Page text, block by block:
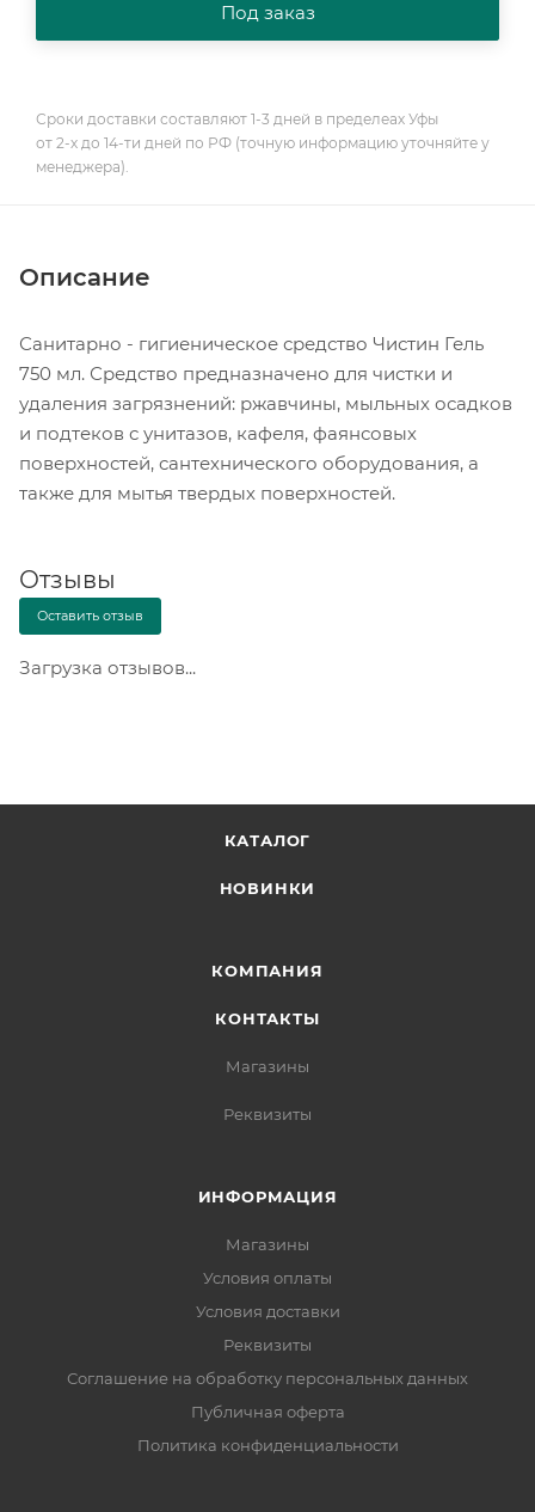
Под заказ
Сроки доставки составляют 1-3 дней в пределеах Уфы
от 2-х до 14-ти дней по РФ (точную информацию уточняйте у
менеджера).
Описание
Санитарно - гигиеническое средство Чистин Гель
750 мл. Средство предназначено для чистки и
удаления загрязнений: ржавчины, мыльных осадков
и подтеков с унитазов, кафеля, фаянсовых
поверхностей, сантехнического оборудования, а
также для мытья твердых поверхностей.
Отзывы
Оставить отзыв
Загрузка отзывов...
КАТАЛОГ
НОВИНКИ
КОМПАНИЯ
КОНТАКТЫ
Магазины
Реквизиты
ИНФОРМАЦИЯ
Магазины
Условия оплаты
Условия доставки
Реквизиты
Соглашение на обработку персональных данных
Публичная оферта
Политика конфиденциальности